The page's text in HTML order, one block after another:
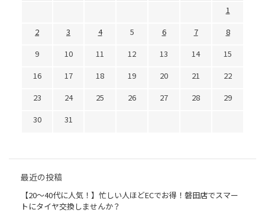
1
2
3 4 5 6 7
8
9
10 11 12 13 14
15
16
17 18 19 20 21
22
23
24 25 26 27 28
29
30
31
最近の投稿
【20〜40代に人気！】忙しい人ほどECでお得！磐田店でスマー
トにタイヤ交換しませんか？